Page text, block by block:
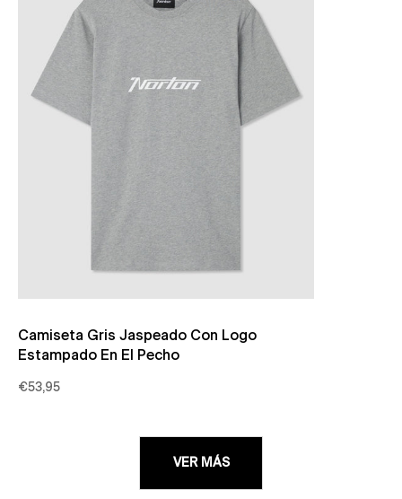
Camiseta Gris Jaspeado Con Logo
Estampado En El Pecho
€53,95
VER MÁS